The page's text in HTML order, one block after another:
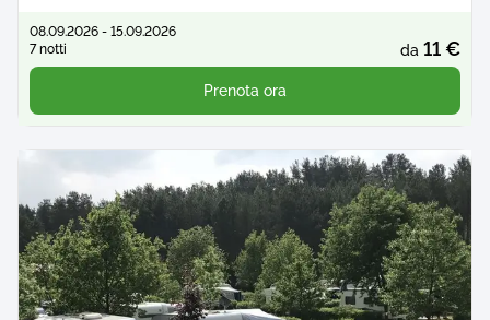
08.09.2026 - 15.09.2026
7 notti
da 11 €
Prenota ora